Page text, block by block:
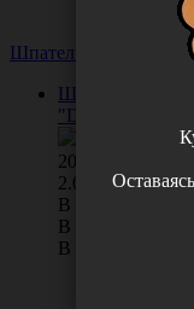
Шпатели
Шпатель
"DepilTouch",
207.00
2.07 руб. шт
В КОРЗИНУ
В наличии во
В наличии в